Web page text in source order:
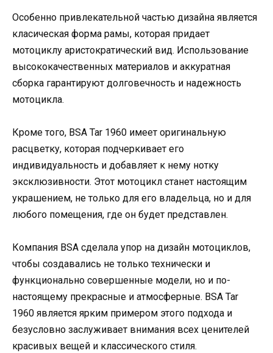
Особенно привлекательной частью дизайна является
класическая форма рамы, которая придает
мотоциклу аристократический вид. Использование
высококачественных материалов и аккуратная
сборка гарантируют долговечность и надежность
мотоцикла.
Кроме того, BSA Tar 1960 имеет оригинальную
расцветку, которая подчеркивает его
индивидуальность и добавляет к нему нотку
эксклюзивности. Этот мотоцикл станет настоящим
украшением, не только для его владельца, но и для
любого помещения, где он будет представлен.
Компания BSA сделала упор на дизайн мотоциклов,
чтобы создавались не только технически и
функционально совершенные модели, но и по-
настоящему прекрасные и атмосферные. BSA Tar
1960 является ярким примером этого подхода и
безусловно заслуживает внимания всех ценителей
красивых вещей и классического стиля.